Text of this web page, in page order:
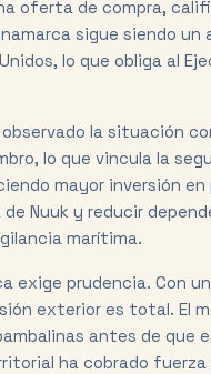
oferta de compra,
sigue siendo
lo que obliga al
la situación
lo que vincula la
mayor inversión
Nuuk y reducir
marítima.
exige prudencia. Con
exterior es total. El
antes de
ha cobrado